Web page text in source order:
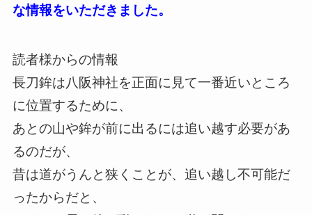
な情報をいただきました。
読者様からの情報
長刀鉾は八阪神社を正面に見て一番近いところ
に位置するために、
あとの山や鉾が前に出るには追い越す必要があ
るのだが、
昔は道がうんと狭くことが、追い越し不可能だ
ったからだと、